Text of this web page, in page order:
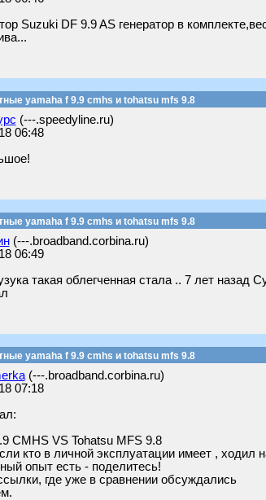
Suzuki DF 9.9 AS генератор в комплекте,вес
yamaha f 9.9 cmhs и tohatsu mfs 9.8
(---.speedyline.ru)
06:48
yamaha f 9.9 cmhs и tohatsu mfs 9.8
(---.broadband.corbina.ru)
06:49
такая облегченная стала .. 7 лет
yamaha f 9.9 cmhs и tohatsu mfs 9.8
(---.broadband.corbina.ru)
07:18
CMHS VS Tohatsu MFS 9.8
кто в личной эксплуатации имеет , ходил
опыт есть - поделитесь!
где уже в сравнении обсуждались